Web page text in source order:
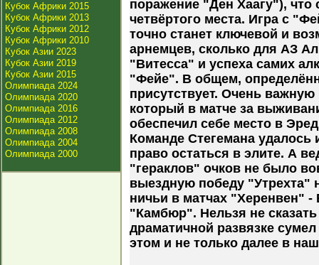
Кубок Африки 2015
Кубок Африки 2013
Кубок Африки 2012
Кубок Африки 2010
Кубок Азии 2023
Кубок Азии 2019
Кубок Азии 2015
Олимпиада 2024
Олимпиада 2020
Олимпиада 2016
Олимпиада 2012
Олимпиада 2008
Олимпиада 2004
Олимпиада 2000
поражение "Ден Хаагу"), что
четвёртого места. Игра с
точно станет ключевой и
арнемцев, сколько для АЗ
"Витесса" и успеха самих
"Фейе". В общем,
присутствует. Очень
который в матче за
обеспечил себе место в
Команде Стегемана удалось
право остаться в элите. А
"гераклов" очков не было
выездную победу "Утрехта"
ничьи в матчах "Херенвен"
"Камбюр". Нельзя не
драматичной развязке
этом и не только далее в